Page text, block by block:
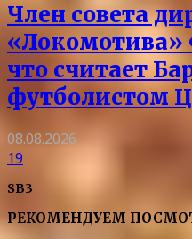
Член совета
«Локомотива»
что считает
футболистом
08.08.2026
19
SB3
РЕКОМЕНДУЕМ